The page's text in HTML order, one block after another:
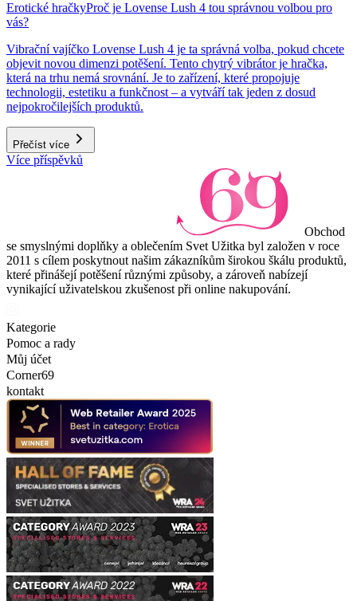
Erotické hračkyProč je Lovense Lush 4 tou správnou volbou pro
vás?
Vibrační vajíčko Lovense Lush 4 je ta správná volba, pokud chcete
objevit novou dimenzi potěšení. Tento chytrý vibrátor je hračka,
která na trhu nemá srovnání. Je to zařízení, které propojuje
technologii, estetiku a funkčnost – a vytváří tak jeden z dosud
nejpokročilejších produktů.
Přečíst více
Více příspěvků
Obchod
se smyslnými doplňky a oblečením Svet Užitka byl založen v roce
2011 s cílem poskytnout našim zákazníkům širokou škálu produktů,
které přinášejí potěšení různými způsoby, a zároveň nabízejí
vynikající uživatelskou zkušenost při online nakupování.
Kategorie
Pomoc a rady
Můj účet
Corner69
kontakt